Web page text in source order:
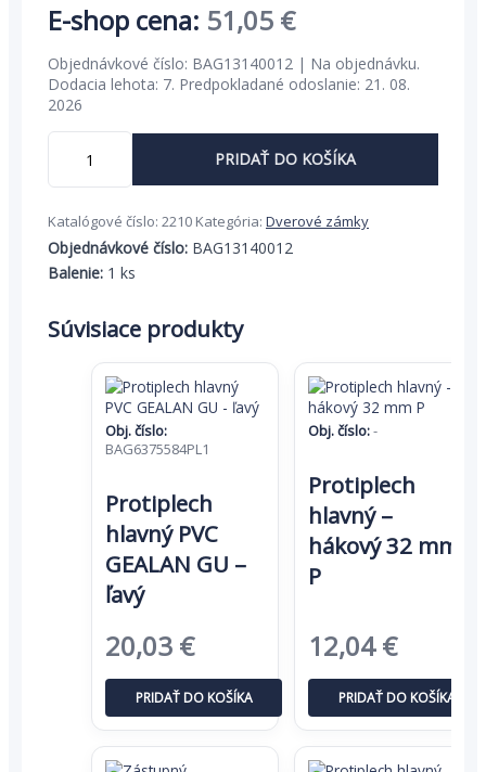
Pôvodná
cena
bola:
78,54 €.
51,05 €Aktuálna
cena
je:
51,05 €.
Objednávkové číslo: BAG13140012 | Na objednávku.
Dodacia lehota: 7. Predpokladané odoslanie: 21. 08.
2026
množstvo
Mechanický
zámok
poniklovaný
38,104
38,10
0,00
Mechanický
30/24/92
PRIDAŤ DO KOŠÍKA
Katalógové číslo: 2210 Kategória: Dverové zámky
Objednávkové číslo: BAG13140012
Balenie: 1 ks
Súvisiace produkty
Obj. číslo:
BAG6375584PL1
Protiplech
hlavný PVC
GEALAN GU –
ľavý
Pôvodná
cena
bola:
30,81 €.
20,03 €Aktuálna
cena
je:
20,03 €.
PRIDAŤ DO KOŠÍKA
Obj. číslo:-
Protiplech
hlavný –
hákový 32 mm
P
Pôvodná
cena
bola:
18,52 €.
12,04€
cena
je:
12,04
PRIDAŤ DO KOŠÍKA